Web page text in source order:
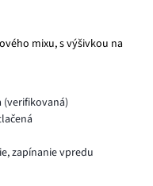
mixu, s výšivkou na
(verifikovaná)
zapínanie vpredu